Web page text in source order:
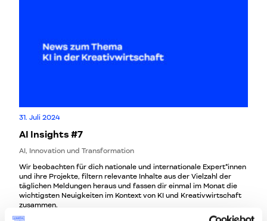
31. Juli 2024
AI Insights #7
AI, Innovation und Transformation
Wir beobachten für dich nationale und internationale Expert*innen
und ihre Projekte, filtern relevante Inhalte aus der Vielzahl der
täglichen Meldungen heraus und fassen dir einmal im Monat die
wichtigsten Neuigkeiten im Kontext von KI und Kreativwirtschaft
zusammen.